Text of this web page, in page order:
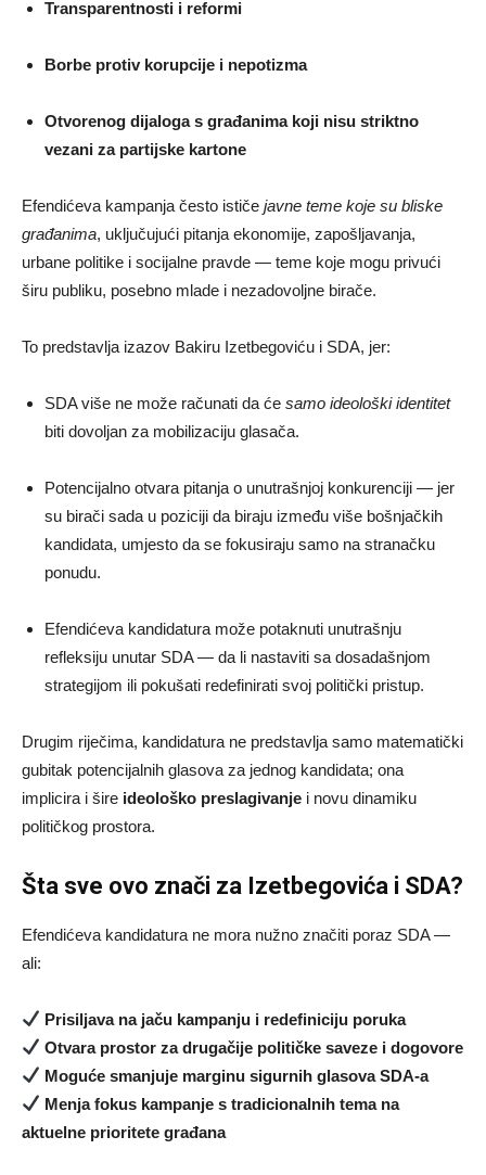
Transparentnosti i reformi
Borbe protiv korupcije i nepotizma
Otvorenog dijaloga s građanima koji nisu striktno
vezani za partijske kartone
Efendićeva kampanja često ističe javne teme koje su bliske
građanima, uključujući pitanja ekonomije, zapošljavanja,
urbane politike i socijalne pravde — teme koje mogu privući
širu publiku, posebno mlade i nezadovoljne birače.
To predstavlja izazov Bakiru Izetbegoviću i SDA, jer:
SDA više ne može računati da će samo ideološki identitet
biti dovoljan za mobilizaciju glasača.
Potencijalno otvara pitanja o unutrašnjoj konkurenciji — jer
su birači sada u poziciji da biraju između više bošnjačkih
kandidata, umjesto da se fokusiraju samo na stranačku
ponudu.
Efendićeva kandidatura može potaknuti unutrašnju
refleksiju unutar SDA — da li nastaviti sa dosadašnjom
strategijom ili pokušati redefinirati svoj politički pristup.
Drugim riječima, kandidatura ne predstavlja samo matematički
gubitak potencijalnih glasova za jednog kandidata; ona
implicira i šire ideološko preslagivanje i novu dinamiku
političkog prostora.
Šta sve ovo znači za Izetbegovića i SDA?
Efendićeva kandidatura ne mora nužno značiti poraz SDA —
ali:
Prisiljava na jaču kampanju i redefiniciju poruka
Otvara prostor za drugačije političke saveze i dogovore
Moguće smanjuje marginu sigurnih glasova SDA-a
Menja fokus kampanje s tradicionalnih tema na
aktuelne prioritete građana